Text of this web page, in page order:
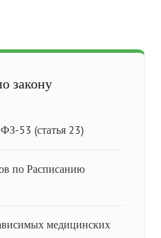
закону
53 (статья 23)
по Расписанию
медицинских